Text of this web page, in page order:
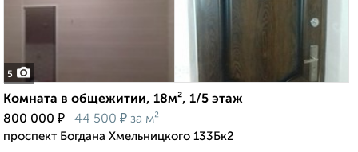
5
Комната в общежитии, 18м², 1/5 этаж
800 000 ₽ 44 500 ₽ за м²
проспект Богдана Хмельницкого 133Бк2